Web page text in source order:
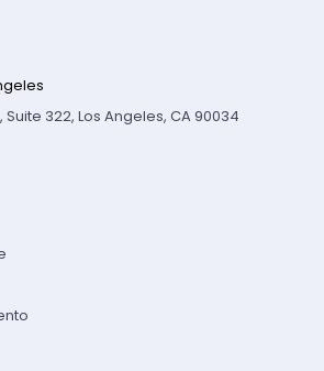
Suite 322, Los Angeles, CA 90034